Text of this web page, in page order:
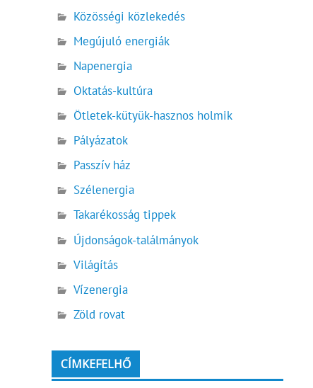
Közösségi közlekedés
Megújuló energiák
Napenergia
Oktatás-kultúra
Ötletek-kütyük-hasznos holmik
Pályázatok
Passzív ház
Szélenergia
Takarékosság tippek
Újdonságok-találmányok
Világítás
Vízenergia
Zöld rovat
CÍMKEFELHŐ